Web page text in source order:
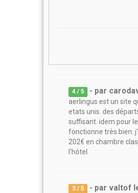
4 / 5 - par
aerlingus est un site
etats unis. des
suffisant. idem pour
fonctionne très bien:
202€ en chambre
l'hôtel.
3 / 5 - parvaltof